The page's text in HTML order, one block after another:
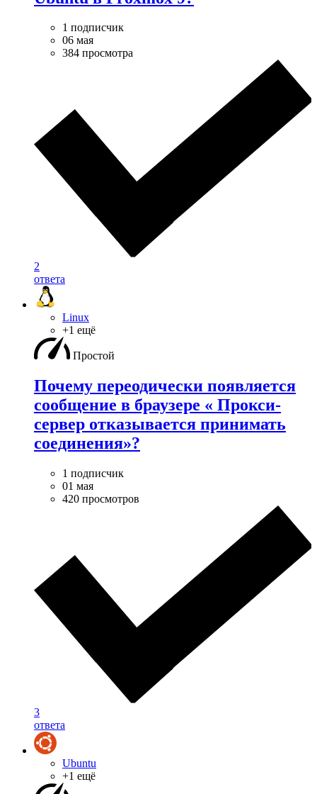
1 подписчик
06 мая
384 просмотра
2
ответа
Linux
+1 ещё
Простой
Почему переодически появляется
сообщение в браузере « Прокси-
сервер отказывается принимать
соединения»?
1 подписчик
01 мая
420 просмотров
3
ответа
Ubuntu
+1 ещё